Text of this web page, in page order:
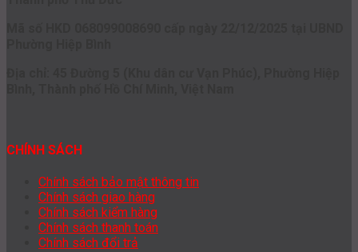
CHÍNH SÁCH
Chính sách bảo mật thông tin
Chính sách giao hàng
Chính sách kiểm hàng
Chính sách thanh toán
Chính sách đổi trả